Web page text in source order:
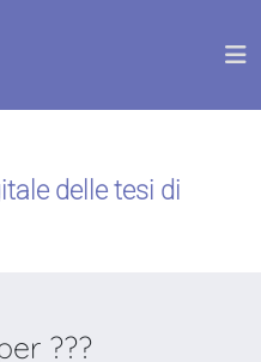
delle tesi di
???